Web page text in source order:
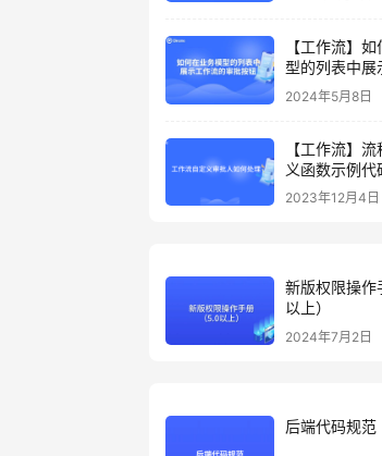
【工作流】
型的列表中展
审批按钮
2024年5月8日
【工作流】
义函数示例代
2023年12月4日
新版权限操作
以上）
2024年7月2日
后端代码规范